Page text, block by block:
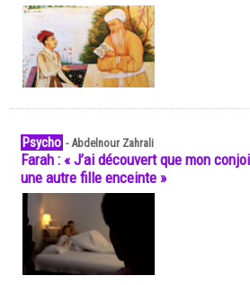
Psycho -Abdelnour Zahrali
Farah : « J’ai découvert que mon
une autre fille enceinte »